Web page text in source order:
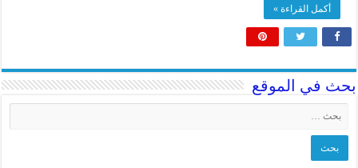
أكمل القراءة »
بحث في الموقع